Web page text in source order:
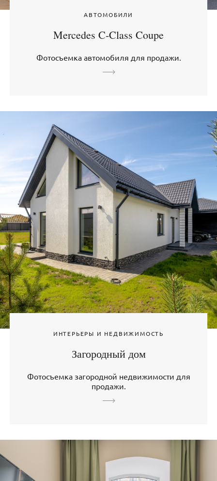
АВТОМОБИЛИ
Mercedes C-Class Coupe
Фотосъемка автомобиля для продажи.
ИНТЕРЬЕРЫ И НЕДВИЖИМОСТЬ
Загородный дом
Фотосъемка загородной недвижимости для
продажи.